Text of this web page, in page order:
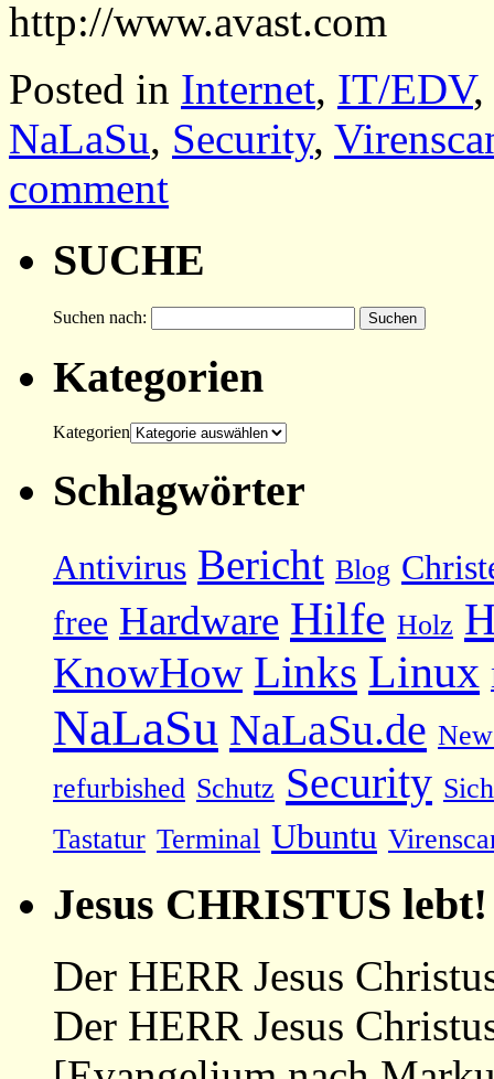
http://www.avast.com
Posted in Internet, IT/EDV,
NaLaSu, Security,
comment
SUCHE
Suchen nach:
Kategorien
Kategorien
Schlagwörter
Antivirus Bericht Blog
free Hardware Hilfe Holz
KnowHow Links Linux
NaLaSu NaLaSu.de
refurbished Schutz Security
Tastatur Terminal Ubuntu
Jesus CHRISTUS lebt!
Der HERR Jesus
Der HERR Jesus